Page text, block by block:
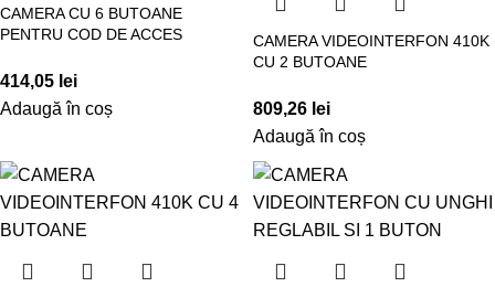
CAMERA CU 6 BUTOANE
PENTRU COD DE ACCES
414,05 lei
Adaugă în coș
CAMERA VIDEOINTERFON 410K
CU 2 BUTOANE
809,26 lei
Adaugă în coș